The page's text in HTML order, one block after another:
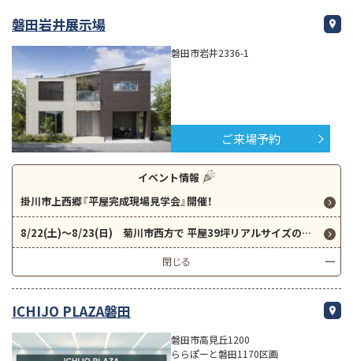
磐田岩井展示場
磐田市岩井2336-1
ご来場予約
イベント情報
掛川市上西郷『平屋完成現場見学会』開催！
8/22(土)～8/23(日) 菊川市西方で 平屋39坪リアルサイズの完成現場お披露目会開催！
閉じる
ICHIJO PLAZA磐田
磐田市高見丘1200
ららぽーと磐田1170区画